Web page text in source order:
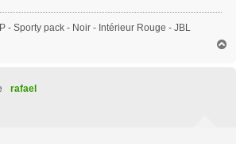
- Sporty pack - Noir - Intérieur Rouge - JBL
rafael